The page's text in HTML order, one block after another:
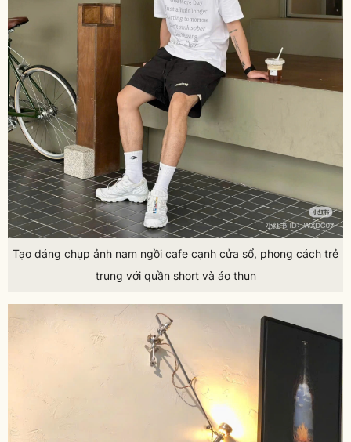
Tạo dáng chụp ảnh nam ngồi cafe cạnh cửa sổ, phong cách trẻ
trung với quần short và áo thun